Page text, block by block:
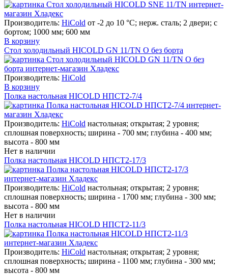
Производитель: HiCold от -2 до 10 °С; нерж. сталь; 2 двери; с
бортом; 1000 мм; 600 мм
В корзину
Стол холодильный HICOLD GN 11/TN O без борта
Производитель: HiCold
В корзину
Полка настольная HICOLD НПСТ2-7/4
Производитель: HiCold настольная; открытая; 2 уровня;
сплошная поверхность; ширина - 700 мм; глубина - 400 мм;
высота - 800 мм
Нет в наличии
Полка настольная HICOLD НПСТ2-17/3
Производитель: HiCold настольная; открытая; 2 уровня;
сплошная поверхность; ширина - 1700 мм; глубина - 300 мм;
высота - 800 мм
Нет в наличии
Полка настольная HICOLD НПСТ2-11/3
Производитель: HiCold настольная; открытая; 2 уровня;
сплошная поверхность; ширина - 1100 мм; глубина - 300 мм;
высота - 800 мм